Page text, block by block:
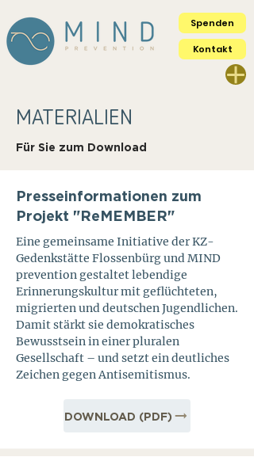
Spenden
Kontakt
MATERIALIEN
Für Sie zum Download
Presseinformationen zum
Projekt "ReMEMBER"
Eine gemeinsame Initiative der KZ-
Gedenkstätte Flossenbürg und MIND
prevention gestaltet lebendige
Erinnerungskultur mit geflüchteten,
migrierten und deutschen Jugendlichen.
Damit stärkt sie demokratisches
Bewusstsein in einer pluralen
Gesellschaft – und setzt ein deutliches
Zeichen gegen Antisemitismus.
DOWNLOAD (PDF)